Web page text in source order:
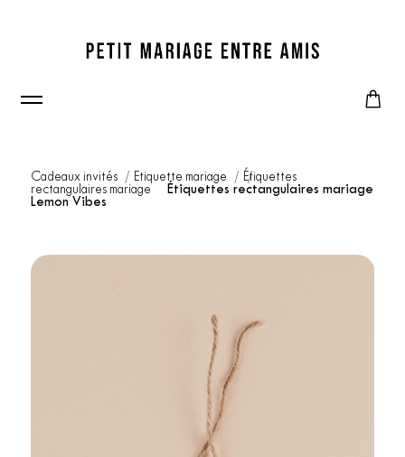
Cadeaux invités Etiquette mariage
Étiquettes
rectangulaires mariage
Étiquettes rectangulaires mariage
Lemon Vibes